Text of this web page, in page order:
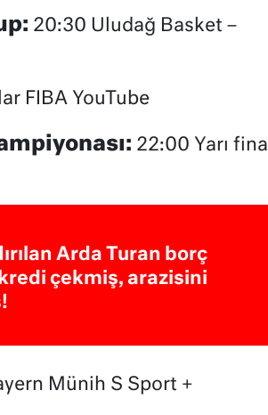
20:30 Uludağ Basket –
FIBA YouTube
22:00 Yarı final
Arda Turan borç
çekmiş, arazisini
Münih S Sport +